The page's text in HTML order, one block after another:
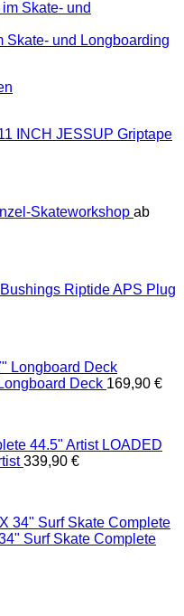
Skate- und Longboarding
JESSUP Griptape
Skateworkshop ab
Riptide APS Plug
Deck 169,90 €
LOADED
339,90 €
Surf Skate Complete